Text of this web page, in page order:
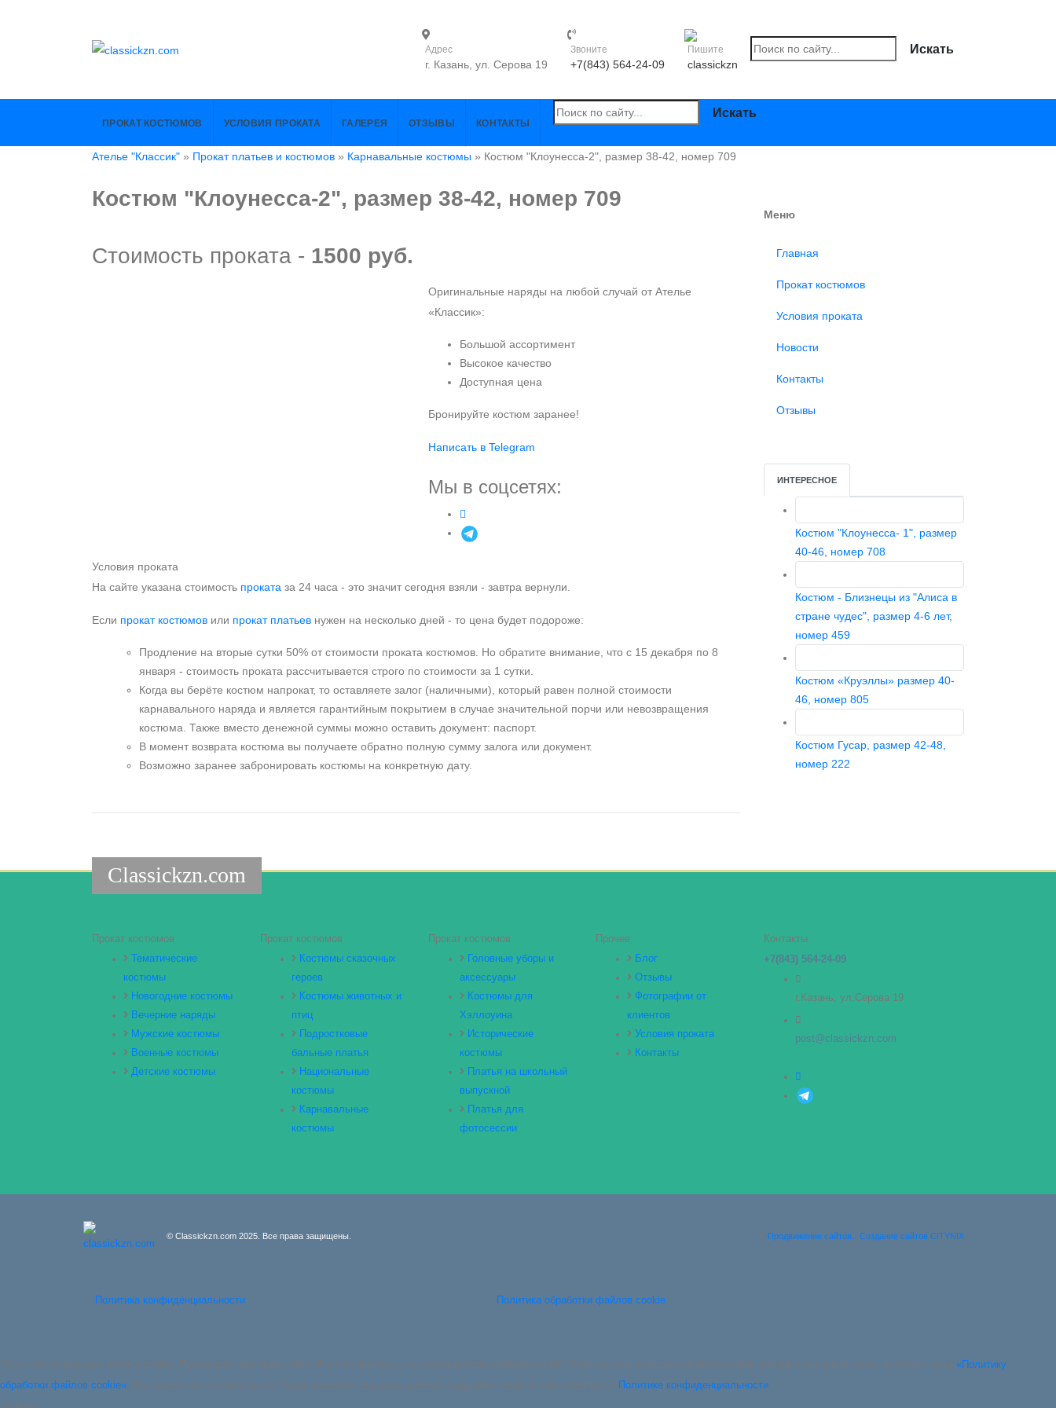
Адрес
г. Казань, ул. Серова 19
Звоните
+7(843) 564-24-09
Пишите
classickzn
Искать
ПРОКАТ КОСТЮМОВ УСЛОВИЯ ПРОКАТА ГАЛЕРЕЯ ОТЗЫВЫ КОНТАКТЫ
Искать
Ателье "Классик" » Прокат платьев и костюмов » Карнавальные костюмы » Костюм "Клоунесса-2", размер 38-42, номер 709
Меню
Главная
Прокат костюмов
Условия проката
Новости
Контакты
Отзывы
ИНТЕРЕСНОЕ
Костюм "Клоунесса- 1", размер
40-46, номер 708
Костюм - Близнецы из "Алиса в
стране чудес", размер 4-6 лет,
номер 459
Костюм «Круэллы» размер 40-
46, номер 805
Костюм Гусар, размер 42-48,
номер 222
Костюм "Клоунесса-2", размер 38-42, номер 709
Стоимость проката - 1500 руб.
Оригинальные наряды на любой случай от Ателье
«Классик»:
Большой ассортимент
Высокое качество
Доступная цена
Бронируйте костюм заранее!
Написать в Telegram
Мы в соцсетях:
Условия проката
На сайте указана стоимость проката за 24 часа - это значит сегодня взяли - завтра вернули.
Если прокат костюмов или прокат платьев нужен на несколько дней - то цена будет подороже:
Продление на вторые сутки 50% от стоимости проката костюмов. Но обратите внимание, что с 15 декабря по 8
января - стоимость проката рассчитывается строго по стоимости за 1 сутки.
Когда вы берёте костюм напрокат, то оставляете залог (наличными), который равен полной стоимости
карнавального наряда и является гарантийным покрытием в случае значительной порчи или невозвращения
костюма. Также вместо денежной суммы можно оставить документ: паспорт.
В момент возврата костюма вы получаете обратно полную сумму залога или документ.
Возможно заранее забронировать костюмы на конкретную дату.
Classickzn.com
Прокат костюмов
Тематические
костюмы
Новогодние костюмы
Вечерние наряды
Мужские костюмы
Военные костюмы
Детские костюмы
Прокат костюмов
Костюмы сказочных
героев
Костюмы животных и
птиц
Подростковые
бальные платья
Национальные
костюмы
Карнавальные
костюмы
Прокат костюмов
Головные уборы и
аксессуары
Костюмы для
Хэллоуина
Исторические
костюмы
Платья на школьный
выпускной
Платья для
фотосессии
Прочее
Блог
Отзывы
Фотографии от
клиентов
Условия проката
Контакты
Контакты
+7(843) 564-24-09
г.Казань, ул.Серова 19
post@classickzn.com
© Classickzn.com 2025. Все права защищены. Продвижение сайтов. Создание сайтов CITYNIX
Политика конфиденциальности Политика обработки файлов cookie
Этот сайт использует файлы cookie. Продолжая просмотр сайта, Вы соглашаетесь на использование файлов cookie. Чтобы узнать больше о файлах cookie, которые мы используем, прочтите нашу «Политику
обработки файлов cookie».
На нашем сайте используется Трансграничная передача данных, подробнее можете ознакомиться в Политике конфиденциальности
Принять